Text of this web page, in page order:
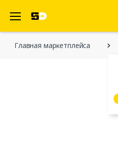
Главная марĸетплейса